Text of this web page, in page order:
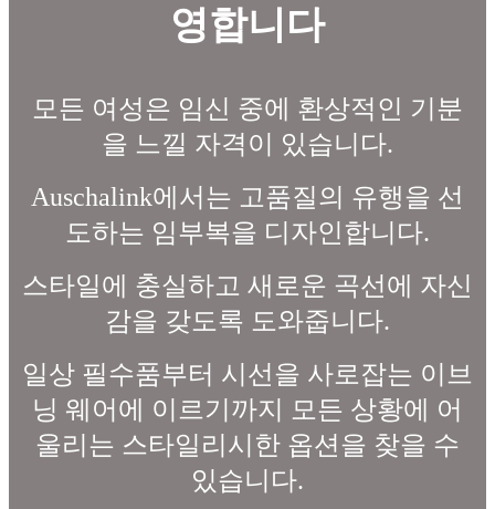
영합니다
모든 여성은 임신 중에 환상적인 기분
을 느낄 자격이 있습니다.
Auschalink에서는 고품질의 유행을 선
도하는 임부복을 디자인합니다.
스타일에 충실하고 새로운 곡선에 자신
감을 갖도록 도와줍니다.
일상 필수품부터 시선을 사로잡는 이브
닝 웨어에 이르기까지 모든 상황에 어
울리는 스타일리시한 옵션을 찾을 수
있습니다.